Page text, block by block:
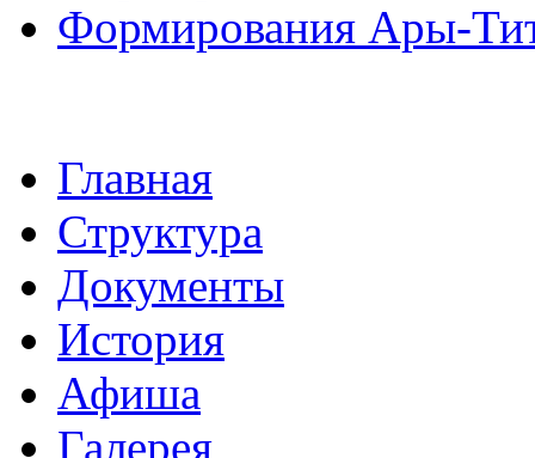
Формирования Ары-
Главная
Структура
Документы
История
Афиша
Галерея